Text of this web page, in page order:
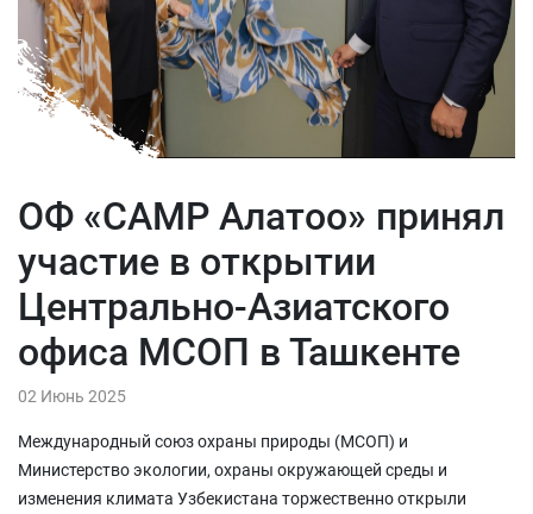
ОФ «САМР Алатоо» принял
участие в открытии
Центрально-Азиатского
офиса МСОП в Ташкенте
02 Июнь 2025
Международный союз охраны природы (МСОП) и
Министерство экологии, охраны окружающей среды и
изменения климата Узбекистана торжественно открыли